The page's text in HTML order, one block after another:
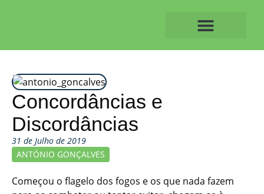
Concordâncias e
Discordâncias
31 de Julho de 2019
ANTÓNIO GONÇALVES
Começou o flagelo dos fogos e os que nada fazem